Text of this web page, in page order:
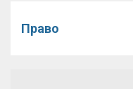
Право